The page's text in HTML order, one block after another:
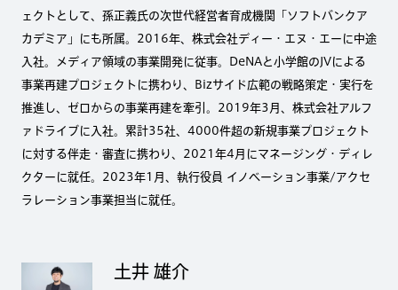
ェクトとして、孫正義氏の次世代経営者育成機関「ソフトバンクア
カデミア」にも所属。2016年、株式会社ディー・エヌ・エーに中途
入社。メディア領域の事業開発に従事。DeNAと小学館のJVによる
事業再建プロジェクトに携わり、Bizサイド広範の戦略策定・実行を
推進し、ゼロからの事業再建を牽引。2019年3月、株式会社アルフ
ァドライブに入社。累計35社、4000件超の新規事業プロジェクト
に対する伴走・審査に携わり、2021年4月にマネージング・ディレ
クターに就任。2023年1月、執行役員 イノベーション事業/アクセ
ラレーション事業担当に就任。
土井 雄介